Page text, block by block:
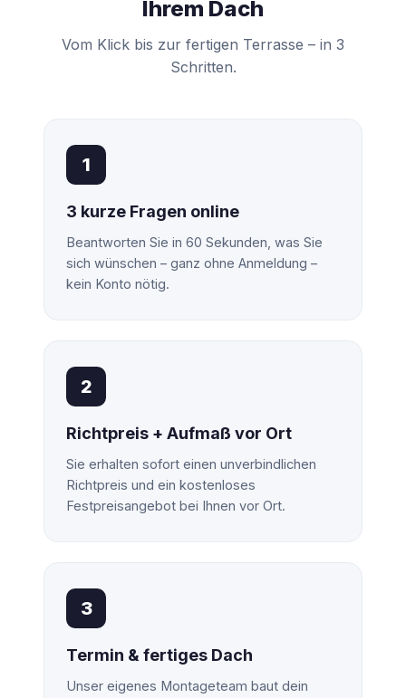
Ihrem Dach
Vom Klick bis zur fertigen Terrasse – in 3
Schritten.
1
3 kurze Fragen online
Beantworten Sie in 60 Sekunden, was Sie
sich wünschen – ganz ohne Anmeldung –
kein Konto nötig.
2
Richtpreis + Aufmaß vor Ort
Sie erhalten sofort einen unverbindlichen
Richtpreis und ein kostenloses
Festpreisangebot bei Ihnen vor Ort.
3
Termin & fertiges Dach
Unser eigenes Montageteam baut dein